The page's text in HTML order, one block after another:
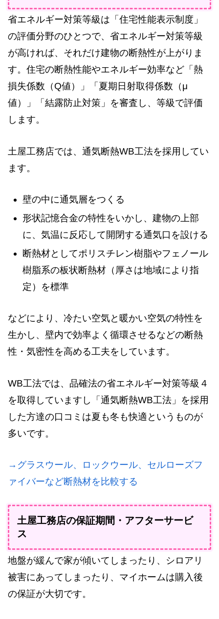
省エネルギー対策等級は「住宅性能表示制度」
の評価分野のひとつで、省エネルギー対策等級
が高ければ、それだけ建物の断熱性が上がりま
す。住宅の断熱性能やエネルギー効率など「熱
損失係数（Q値）」「夏期日射取得係数（μ
値）」「結露防止対策」を審査し、等級で評価
します。
土屋工務店では、通気断熱WB工法を採用してい
ます。
壁の中に通気層をつくる
形状記憶合金の特性をいかし、建物の上部
に、気温に反応して開閉する通気口を設ける
断熱材としてポリスチレン樹脂やフェノール
樹脂系の板状断熱材（厚さは地域により指
定）を標準
などにより、冷たい空気と暖かい空気の特性を
生かし、壁内で効率よく循環させるなどの断熱
性・気密性を高める工夫をしています。
WB工法では、品確法の省エネルギー対策等級４
を取得していますし「通気断熱WB工法」を採用
した方達の口コミは夏も冬も快適というものが
多いです。
→グラスウール、ロックウール、セルローズフ
ァイバーなど断熱材を比較する
土屋工務店の保証期間・アフターサービ
ス
地盤が緩んで家が傾いてしまったり、シロアリ
被害にあってしまったり、マイホームは購入後
の保証が大切です。